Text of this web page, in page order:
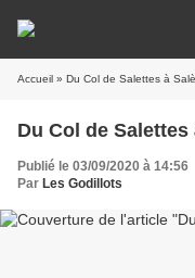
Accueil » Du Col de Salettes à
Du Col de Salettes
Publié le 03/09/2020 à 14:56
Par Les Godillots